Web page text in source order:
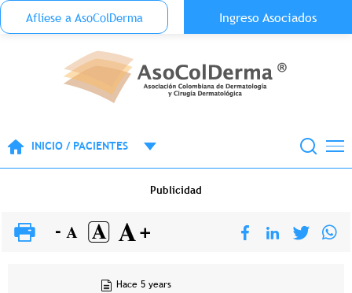
Pasar al contenido principal
Menu Top Anónimo
Aflíese a AsoColDerma Ingreso Asociados
INICIO / PACIENTES
Publicidad
Hace 5 years